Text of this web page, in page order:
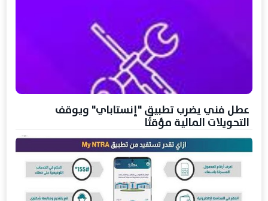
عطل فني يضرب تطبيق "إنستاباي" ويوقف
التحويلات المالية مؤقتًا